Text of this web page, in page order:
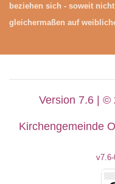
beziehen sich - soweit
gleichermaßen auf
Version 7.6 | ©
Kirchengemeinde
v7.6-